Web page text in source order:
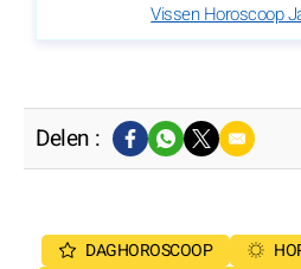
Vissen Horoscoop
Delen :
DAGHOROSCOOP